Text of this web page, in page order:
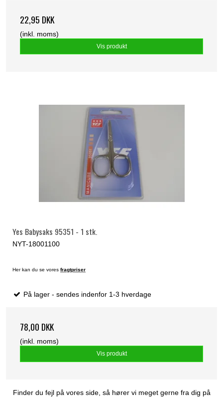
22,95 DKK
(inkl. moms)
Vis produkt
Yes Babysaks 95351 - 1 stk.
NYT-18001100
Her kan du se vores fragtpriser
På lager - sendes indenfor 1-3 hverdage
78,00 DKK
(inkl. moms)
Vis produkt
Finder du fejl på vores side, så hører vi meget gerne fra dig på